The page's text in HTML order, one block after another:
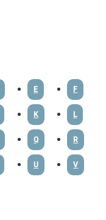
E F
K L
Q R
U V